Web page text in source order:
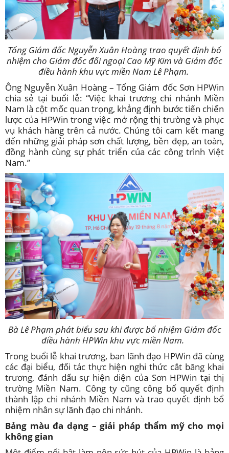
Tổng Giám đốc Nguyễn Xuân Hoàng trao quyết định bổ
nhiệm cho Giám đốc đối ngoại Cao Mỹ Kim và Giám đốc
điều hành khu vực miền Nam Lê Phạm.
Ông Nguyễn Xuân Hoàng – Tổng Giám đốc Sơn HPWin
chia sẻ tại buổi lễ: “Việc khai trương chi nhánh Miền
Nam là cột mốc quan trọng, khẳng định bước tiến chiến
lược của HPWin trong việc mở rộng thị trường và phục
vụ khách hàng trên cả nước. Chúng tôi cam kết mang
đến những giải pháp sơn chất lượng, bền đẹp, an toàn,
đồng hành cùng sự phát triển của các công trình Việt
Nam.”
Bà Lê Phạm phát biểu sau khi được bổ nhiệm Giám đốc
điều hành HPWin khu vực miền Nam.
Trong buổi lễ khai trương, ban lãnh đạo HPWin đã cùng
các đại biểu, đối tác thực hiện nghi thức cắt băng khai
trương, đánh dấu sự hiện diện của Sơn HPWin tại thị
trường Miền Nam. Công ty cũng công bố quyết định
thành lập chi nhánh Miền Nam và trao quyết định bổ
nhiệm nhân sự lãnh đạo chi nhánh.
Bảng màu đa dạng – giải pháp thẩm mỹ cho mọi
không gian